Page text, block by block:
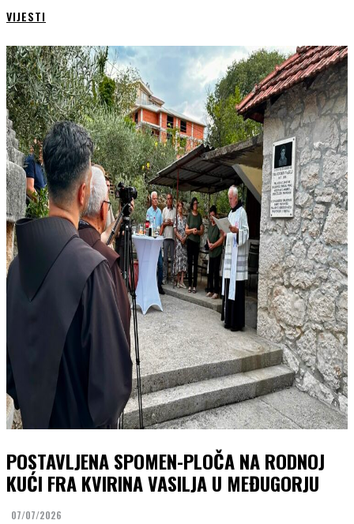
VIJESTI
POSTAVLJENA SPOMEN-PLOČA NA RODNOJ
KUĆI FRA KVIRINA VASILJA U MEĐUGORJU
07/07/2026